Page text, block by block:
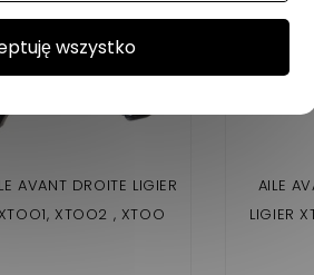
AVANT DROITE LIGIER
XTOO2 , XTOO
AILE
LIGIER
wszystko